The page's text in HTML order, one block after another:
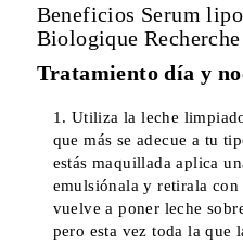
Beneficios Serum
Biologique Recherche
Tratamiento día y
Utiliza la leche
que más se adecue a tu
estás maquillada aplica
emulsiónala y retirala
vuelve a poner leche
pero esta vez toda la que